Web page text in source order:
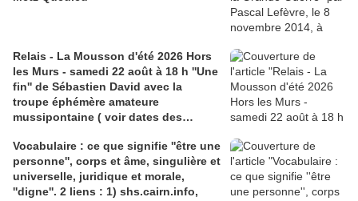
Relais - La Mousson d'été 2026 Hors
les Murs - samedi 22 août à 18 h ''Une
fin'' de Sébastien David avec la
troupe éphémère amateure
mussipontaine ( voir dates des
dramaturgie Lola Molina à l’Espace
Saint-Laurent, Pont-à-Mousson 2
liens : 1) lien meec.org; 2)
lemeac.com
Vocabulaire : ce que signifie ''être une
personne'', corps et âme, singulière et
universelle, juridique et morale,
''digne''. 2 liens : 1) shs.cairn.info,